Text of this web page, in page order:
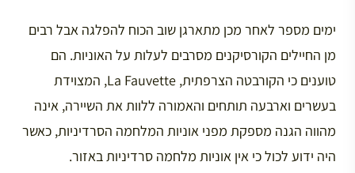
ימים מספר לאחר מכן מתארגן שוב הכוח להפלגה אבל רבים
מן החיילים הקורסיקנים מסרבים לעלות על האוניות. הם
טוענים כי הקורבטה הצרפתית, La Fauvette, המצוידת
בעשרים וארבעה תותחים והאמורה ללוות את השיירה, אינה
מהווה הגנה מספקת מפני אוניות המלחמה הסרדיניות, כאשר
היה ידוע לכול כי אין אוניות מלחמה סרדיניות באזור.